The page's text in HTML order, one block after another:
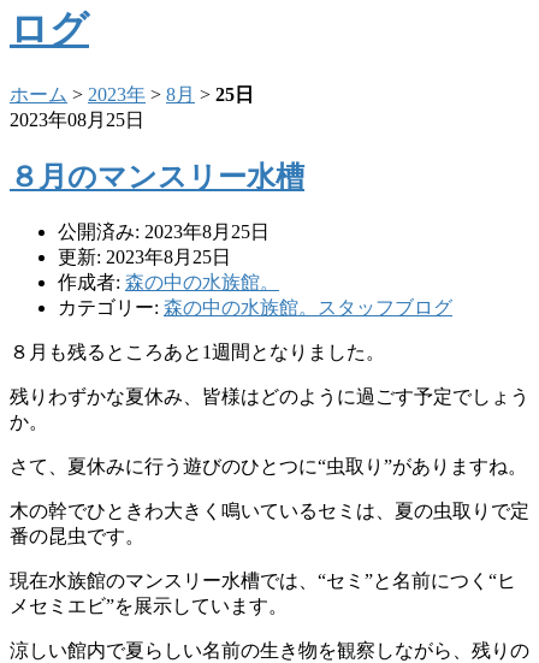
ログ
ホーム > 2023年 > 8月 > 25日
2023年08月25日
８月のマンスリー水槽
公開済み: 2023年8月25日
更新: 2023年8月25日
作成者: 森の中の水族館。
カテゴリー: 森の中の水族館。スタッフブログ
８月も残るところあと1週間となりました。
残りわずかな夏休み、皆様はどのように過ごす予定でしょう
か。
さて、夏休みに行う遊びのひとつに“虫取り”がありますね。
木の幹でひときわ大きく鳴いているセミは、夏の虫取りで定
番の昆虫です。
現在水族館のマンスリー水槽では、“セミ”と名前につく“ヒ
メセミエビ”を展示しています。
涼しい館内で夏らしい名前の生き物を観察しながら、残りの